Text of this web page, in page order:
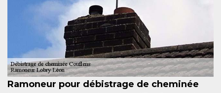
Ramoneur pour débistrage de cheminée